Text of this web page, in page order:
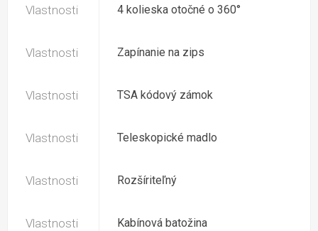
Vlastnosti 4 kolieska otočné o 360°
Vlastnosti Zapínanie na zips
Vlastnosti TSA kódový zámok
Vlastnosti Teleskopické madlo
Vlastnosti Rozšíriteľný
Vlastnosti Kabínová batožina